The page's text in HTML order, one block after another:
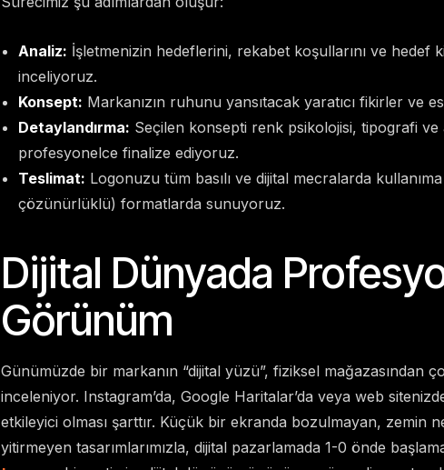
Analiz: İşletmenizin hedeflerini, rekabet koşullarını ve hedef
inceliyoruz.
Konsept: Markanızın ruhunu yansıtacak yaratıcı fikirler ve
Detaylandırma: Seçilen konsepti renk psikolojisi, tipografi ve
profesyonelce finalize ediyoruz.
Teslimat: Logonuzu tüm basılı ve dijital mecralarda
çözünürlüklü) formatlarda sunuyoruz.
Dijital Dünyada
Görünüm
Günümüzde bir markanın “dijital yüzü”, fiziksel mağazasından
inceleniyor. Instagram’da, Google Haritalar’da veya web
etkileyici olması şarttır. Küçük bir ekranda bozulmayan, zemin
yitirmeyen tasarımlarımızla, dijital pazarlamada 1-0 önde